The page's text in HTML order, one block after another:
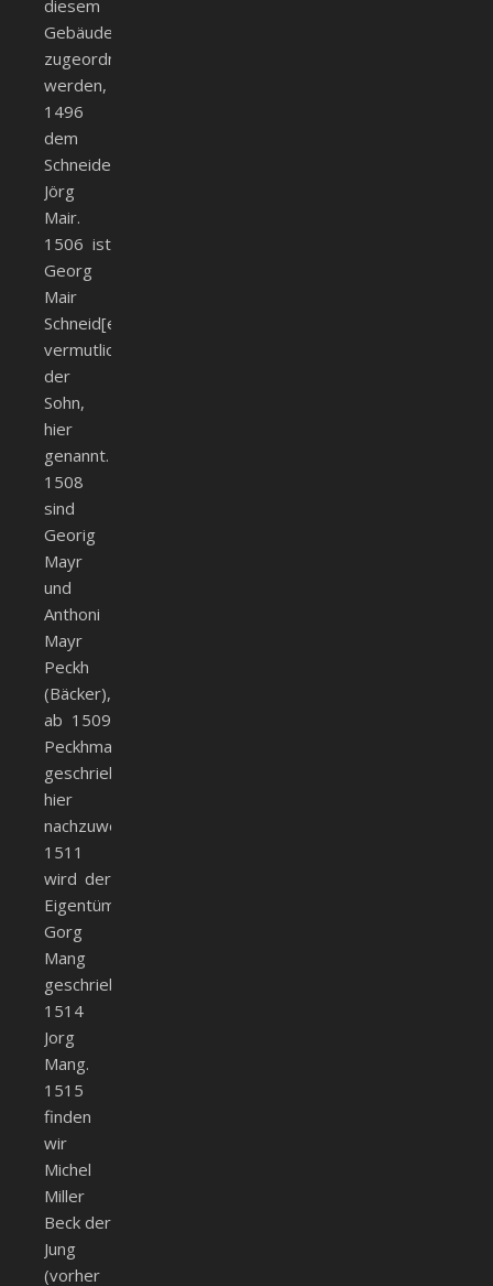
diesem
Gebäude
zugeordnet
werden,
1496
dem
Schneider
Jörg
Mair.
1506 ist
Georg
Mair
Schneid[er],
vermutlich
der
Sohn,
hier
genannt.
1508
sind
Georig
Mayr
und
Anthoni
Mayr
Peckh
(Bäcker),
ab 1509
Peckhmayr
geschrieben,
hier
nachzuweisen.
1511
wird der
Eigentümer
Gorg
Mang
geschrieben,
1514
Jorg
Mang.
1515
finden
wir
Michel
Miller
Beck der
Jung
(vorher